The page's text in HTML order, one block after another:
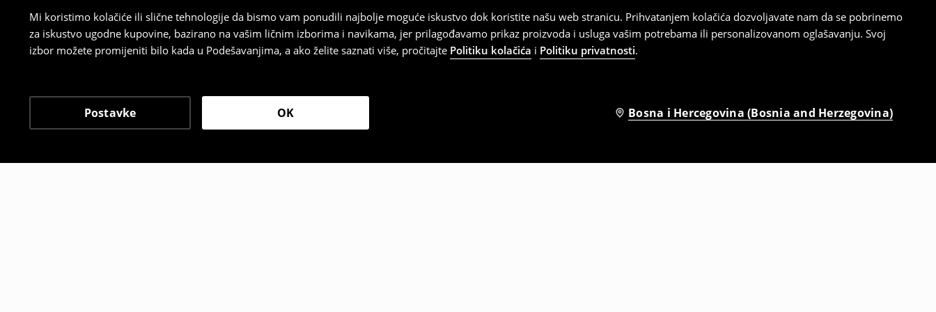
Mi koristimo kolačiće ili slične tehnologije da bismo vam ponudili najbolje moguće iskustvo dok koristite našu web stranicu. Prihvatanjem kolačića dozvoljavate nam da se pobrinemo
za iskustvo ugodne kupovine, bazirano na vašim ličnim izborima i navikama, jer prilagođavamo prikaz proizvoda i usluga vašim potrebama ili personalizovanom oglašavanju. Svoj
izbor možete promijeniti bilo kada u Podešavanjima, a ako želite saznati više, pročitajte Politiku kolačića i Politiku privatnosti.
Postavke OK Bosna i Hercegovina (Bosnia and Herzegovina)